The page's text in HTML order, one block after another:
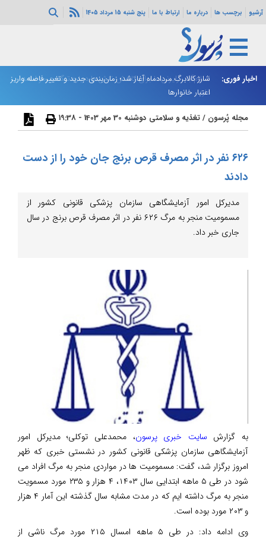
آرشیو برچسب ها درباره ما ارتباط با ما پنج شنبه 15 مرداد 1405
اخبار فوری:
اسلام‌آباد: رایزنی‌ها برای کاهش تنش‌ها درباره تنگه هرمز ادامه
دارد
شارژ کالابرگ مردادماه آغاز شد؛ زمان‌بندی جدید و تغییر فاصله واریز
اعتبار خانوارها
مجله پُرسون /تغذیه و سلامتی دوشنبه 30 مهر 1403 - 19:38
۶۲۶ نفر در اثر مصرف قرص برنج جان خود را از دست
دادند
مدیرکل امور آزمایشگاهی سازمان پزشکی قانونی کشور از
مسمومیت منجر به مرگ ۶۲۶ نفر در اثر مصرف قرص برنج در سال
جاری خبر داد.
به گزارش سایت خبری پرسون، محمدعلی توکلی؛ مدیرکل امور
آزمایشگاهی سازمان پزشکی قانونی کشور در نشستی خبری که ظهر
امروز برگزار شد، گفت: مسمومیت ها در مواردی منجر به مرگ افراد می
شود در طی ۵ ماهه ابتدایی سال ۱۴۰۳، ۴ هزار و ۲۳۵ مورد مسمویت
منجر به مرگ داشته ایم که در مدت مشابه سال گذشته این آمار ۴ هزار
و ۲۰۳ مورد بوده است.
وی ادامه داد: در طی ۵ ماهه امسال ۲۱۵ مورد مرگ ناشی از